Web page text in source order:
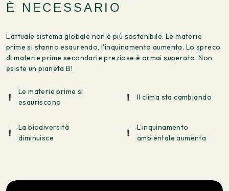
È NECESSARIO
L'attuale sistema globale non è più sostenibile. Le materie
prime si stanno esaurendo, l'inquinamento aumenta. Lo spreco
di materie prime secondarie preziose è ormai superato. Non
esiste un pianeta B!
Le materie prime si
esauriscono
Il clima sta cambiando
La biodiversità
diminuisce
L'inquinamento
ambientale aumenta